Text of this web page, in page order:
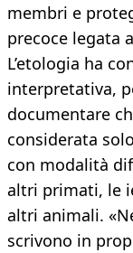
membri e
precoce legata
L’etologia ha
interpretativa,
documentare
considerata
con modalità
altri primati, le
altri animali.
scrivono in